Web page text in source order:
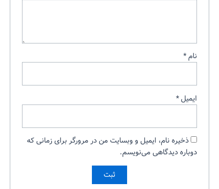
نام*
ایمیل*
ذخیره نام، ایمیل و وبسایت من در مرورگر برای زمانی که
دوباره دیدگاهی می‌نویسم.